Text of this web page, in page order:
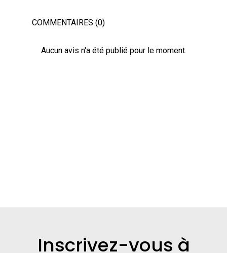
COMMENTAIRES (0)
Aucun avis n'a été publié pour le moment.
Inscrivez-vous à